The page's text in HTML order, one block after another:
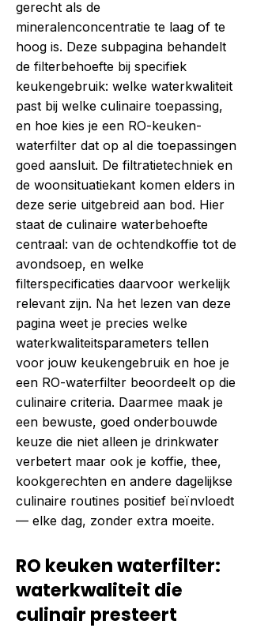
gerecht als de
mineralenconcentratie te laag of te
hoog is. Deze subpagina behandelt
de filterbehoefte bij specifiek
keukengebruik: welke waterkwaliteit
past bij welke culinaire toepassing,
en hoe kies je een RO-keuken-
waterfilter dat op al die toepassingen
goed aansluit. De filtratietechniek en
de woonsituatiekant komen elders in
deze serie uitgebreid aan bod. Hier
staat de culinaire waterbehoefte
centraal: van de ochtendkoffie tot de
avondsoep, en welke
filterspecificaties daarvoor werkelijk
relevant zijn. Na het lezen van deze
pagina weet je precies welke
waterkwaliteitsparameters tellen
voor jouw keukengebruik en hoe je
een RO-waterfilter beoordeelt op die
culinaire criteria. Daarmee maak je
een bewuste, goed onderbouwde
keuze die niet alleen je drinkwater
verbetert maar ook je koffie, thee,
kookgerechten en andere dagelijkse
culinaire routines positief beïnvloedt
— elke dag, zonder extra moeite.
RO keuken waterfilter:
waterkwaliteit die
culinair presteert